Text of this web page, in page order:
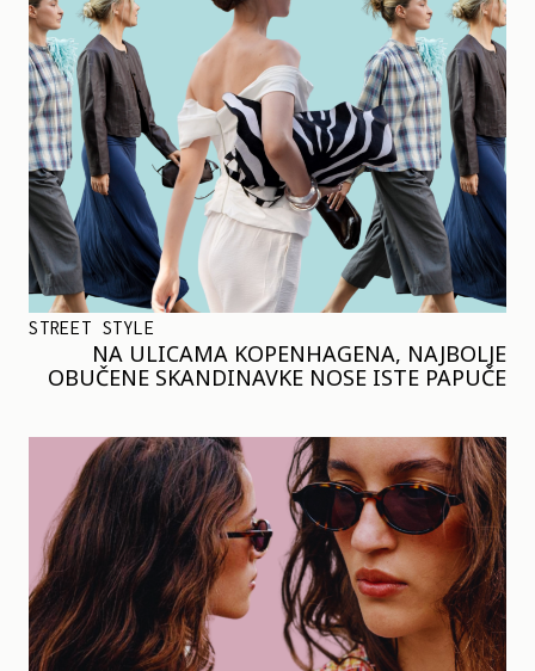
STREET STYLE
NA ULICAMA KOPENHAGENA, NAJBOLJE
OBUČENE SKANDINAVKE NOSE ISTE PAPUČE